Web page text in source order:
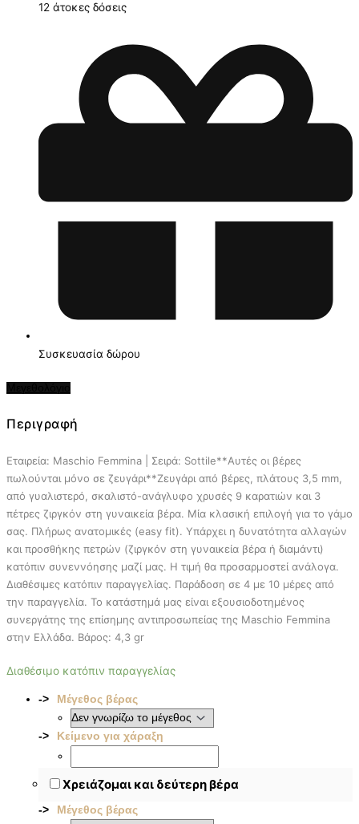
12 άτοκες δόσεις
Συσκευασία δώρου
Περιγραφή
Εταιρεία: Maschio Femmina | Σειρά: Sottile**Αυτές οι βέρες
πωλούνται μόνο σε ζευγάρι**Ζευγάρι από βέρες, πλάτους 3,5 mm,
από γυαλιστερό, σκαλιστό-ανάγλυφο χρυσές 9 καρατιών και 3
πέτρες ζιργκόν στη γυναικεία βέρα. Μία κλασική επιλογή για το γάμο
σας. Πλήρως ανατομικές (easy fit). Υπάρχει η δυνατότητα αλλαγών
και προσθήκης πετρών (ζιργκόν στη γυναικεία βέρα ή διαμάντι)
κατόπιν συνεννόησης μαζί μας. Η τιμή θα προσαρμοστεί ανάλογα.
Διαθέσιμες κατόπιν παραγγελίας. Παράδοση σε 4 με 10 μέρες από
την παραγγελία. To κατάστημά μας είναι εξουσιοδοτημένος
συνεργάτης της επίσημης αντιπροσωπείας της Maschio Femmina
στην Ελλάδα. Βάρος: 4,3 gr
Διαθέσιμο κατόπιν παραγγελίας
Μέγεθος βέρας
Κείμενο για χάραξη
Χρειάζομαι και δεύτερη βέρα
Μέγεθος βέρας